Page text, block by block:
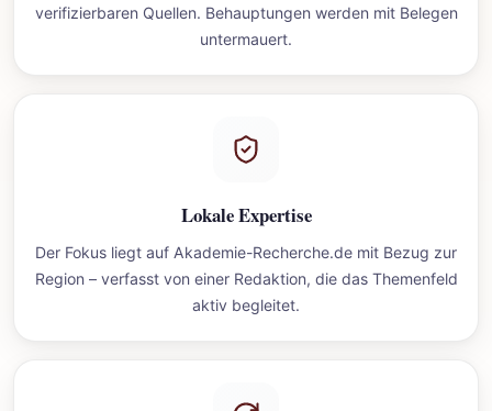
verifizierbaren Quellen. Behauptungen werden mit Belegen
untermauert.
Lokale Expertise
Der Fokus liegt auf Akademie-Recherche.de mit Bezug zur
Region – verfasst von einer Redaktion, die das Themenfeld
aktiv begleitet.